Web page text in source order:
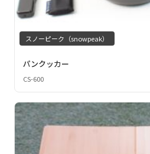
スノーピーク（snowpeak）
パンクッカー
CS-600